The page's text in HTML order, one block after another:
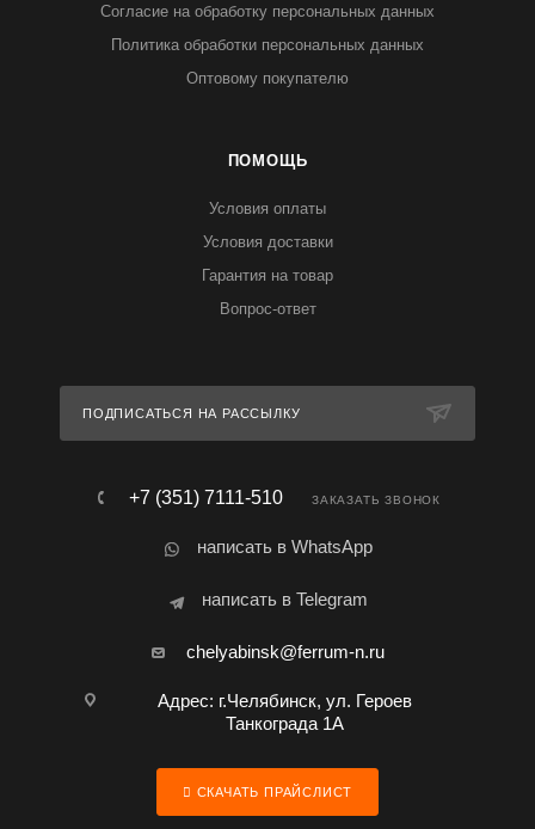
Согласие на обработку персональных данных
Политика обработки персональных данных
Оптовому покупателю
ПОМОЩЬ
Условия оплаты
Условия доставки
Гарантия на товар
Вопрос-ответ
ПОДПИСАТЬСЯ НА РАССЫЛКУ
+7 (351) 7111-510 ЗАКАЗАТЬ ЗВОНОК
написать в WhatsApp
написать в Telegram
chelyabinsk@ferrum-n.ru
Адрес: г.Челябинск, ул. Героев
Танкограда 1А
СКАЧАТЬ ПРАЙСЛИСТ